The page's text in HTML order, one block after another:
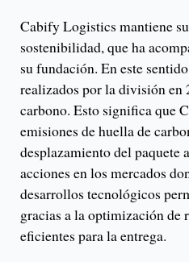
Cabify Logistics mantiene
sostenibilidad, que ha
su fundación. En este
realizados por la división en
carbono. Esto significa que
emisiones de huella de
desplazamiento del paquete
acciones en los mercados
desarrollos tecnológicos
gracias a la optimización de
eficientes para la entrega.